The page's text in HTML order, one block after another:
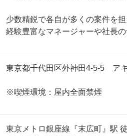
少数精鋭で各自が多くの案件を
経験豊富なマネージャーや社長
東京都千代田区外神田4-5-5　ア
※喫煙環境：屋内全面禁煙
東京メトロ銀座線『末広町』駅